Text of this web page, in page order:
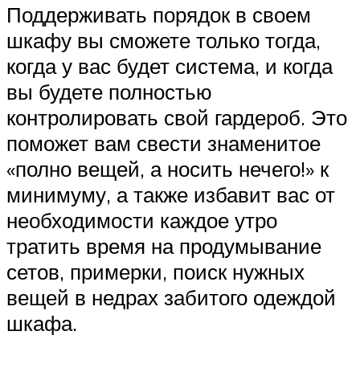
Поддерживать порядок в своем
шкафу вы сможете только тогда,
когда у вас будет система, и когда
вы будете полностью
контролировать свой гардероб. Это
поможет вам свести знаменитое
«полно вещей, а носить нечего!» к
минимуму, а также избавит вас от
необходимости каждое утро
тратить время на продумывание
сетов, примерки, поиск нужных
вещей в недрах забитого одеждой
шкафа.